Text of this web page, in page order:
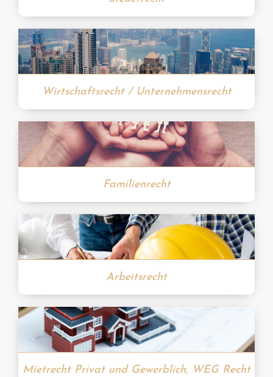
Wirtschaftsrecht / Unternehmensrecht
Familienrecht
Arbeitsrecht
Mietrecht Privat und Gewerblich, WEG Recht